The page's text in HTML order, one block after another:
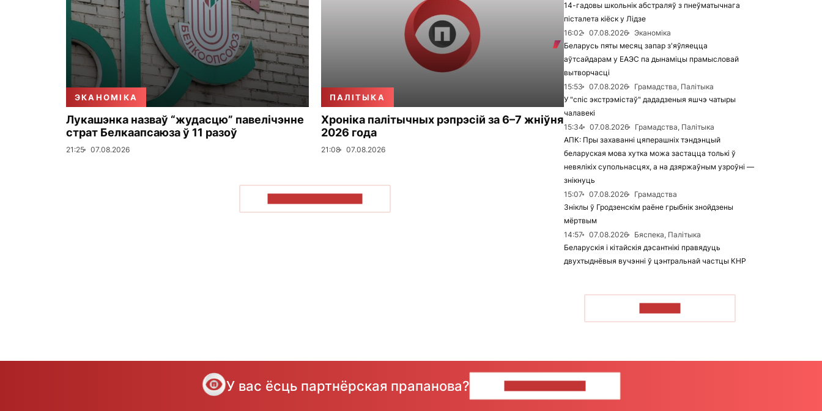
ЭКАНОМІКА
Лукашэнка назваў “жудасцю” павелічэнне
страт Белкаапсаюза ў 11 разоў
21:25 07.08.2026
ПАЛІТЫКА
Хроніка палітычных рэпрэсій за 6–7 жніўня
2026 года
21:08 07.08.2026
14-гадовы школьнік абстраляў з пнеўматычнага
пісталета кіёск у Лідзе
16:02
07.08.2026
Эканоміка
Беларусь пяты месяц запар з'яўляецца
аўтсайдарам у ЕАЭС па дынаміцы прамысловай
вытворчасці
15:53
07.08.2026
Грамадства, Палітыка
У "спіс экстрэмістаў" дададзеныя яшчэ чатыры
чалавекі
15:34
07.08.2026
Грамадства, Палітыка
АПК: Пры захаванні цяперашніх тэндэнцый
беларуская мова хутка можа застацца толькі ў
невялікіх супольнасцях, а на дзяржаўным узроўні —
знікнуць
15:07
07.08.2026
Грамадства
Зніклы ў Гродзенскім раёне грыбнік знойдзены
мёртвым
14:57
07.08.2026
Бяспека, Палітыка
Беларускія і кітайскія дэсантнікі правядуць
двухтыднёвыя вучэнні ў цэнтральнай частцы КНР
У вас ёсць партнёрская прапанова?